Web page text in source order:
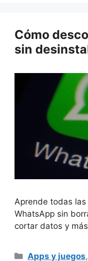
Cómo
sin
Aprende todas
WhatsApp sin
cortar datos y
Categorías
Apps y juegos